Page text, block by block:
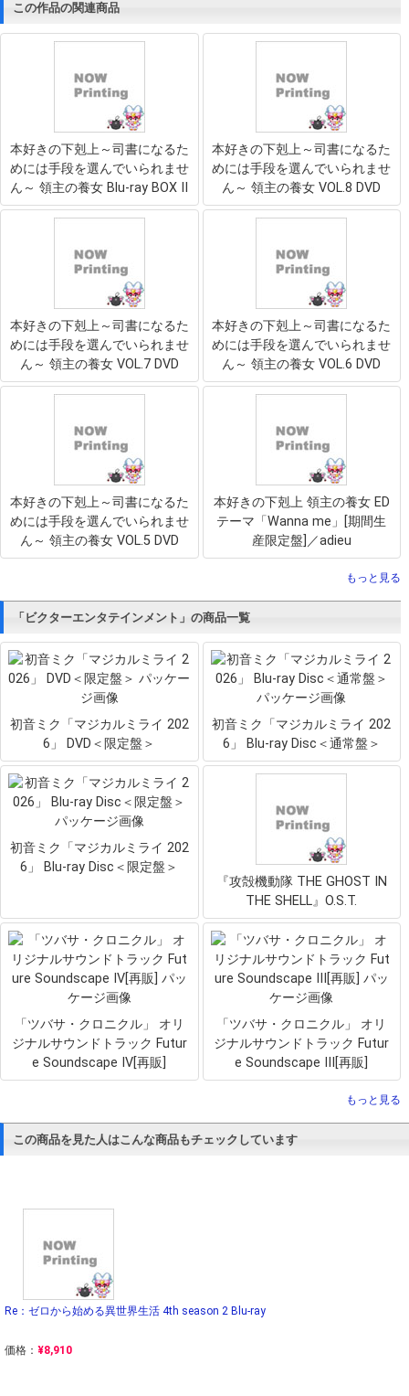
この作品の関連商品
本好きの下剋上～司書になるた
めには手段を選んでいられませ
ん～ 領主の養女 Blu-ray BOX II
本好きの下剋上～司書になるた
めには手段を選んでいられませ
ん～ 領主の養女 VOL.8 DVD
本好きの下剋上～司書になるた
めには手段を選んでいられませ
ん～ 領主の養女 VOL.7 DVD
本好きの下剋上～司書になるた
めには手段を選んでいられませ
ん～ 領主の養女 VOL.6 DVD
本好きの下剋上～司書になるた
めには手段を選んでいられませ
ん～ 領主の養女 VOL.5 DVD
本好きの下剋上 領主の養女 ED
テーマ「Wanna me」[期間生
産限定盤]／adieu
もっと見る
「ビクターエンタテインメント」の商品一覧
初音ミク「マジカルミライ 202
6」 DVD＜限定盤＞
初音ミク「マジカルミライ 202
6」 Blu-ray Disc＜通常盤＞
初音ミク「マジカルミライ 202
6」 Blu-ray Disc＜限定盤＞
『攻殻機動隊 THE GHOST IN
THE SHELL』O.S.T.
「ツバサ・クロニクル」 オリ
ジナルサウンドトラック Futur
e Soundscape IV[再販]
「ツバサ・クロニクル」 オリ
ジナルサウンドトラック Futur
e Soundscape III[再販]
もっと見る
この商品を見た人はこんな商品もチェックしています
Re：ゼロから始める異世界生活 4th season 2 Blu-ray
価格： ¥8,910